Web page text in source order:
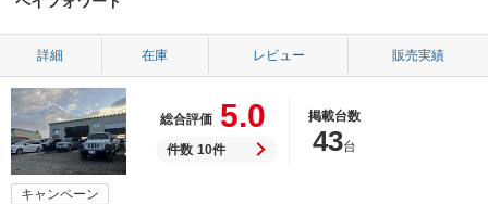
詳細 在庫 レビュー 販売実績
総合評価 5.0
件数 10件
掲載台数
43台
キャンペーン